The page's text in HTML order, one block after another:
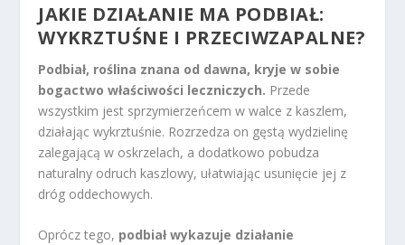
JAKIE DZIAŁANIE MA PODBIAŁ:
WYKRZTUŚNE I PRZECIWZAPALNE?
Podbiał, roślina znana od dawna, kryje w sobie
bogactwo właściwości leczniczych. Przede
wszystkim jest sprzymierzeńcem w walce z kaszlem,
działając wykrztuśnie. Rozrzedza on gęstą wydzielinę
zalegającą w oskrzelach, a dodatkowo pobudza
naturalny odruch kaszlowy, ułatwiając usunięcie jej z
dróg oddechowych.
Oprócz tego, podbiał wykazuje działanie